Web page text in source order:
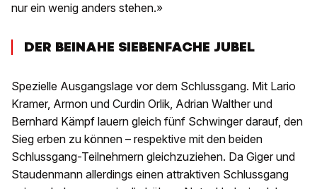
nur ein wenig anders stehen.»
DER BEINAHE SIEBENFACHE JUBEL
Spezielle Ausgangslage vor dem Schlussgang. Mit Lario
Kramer, Armon und Curdin Orlik, Adrian Walther und
Bernhard Kämpf lauern gleich fünf Schwinger darauf, den
Sieg erben zu können – respektive mit den beiden
Schlussgang-Teilnehmern gleichzuziehen. Da Giger und
Staudenmann allerdings einen attraktiven Schlussgang